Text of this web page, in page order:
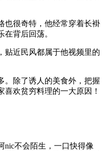
也很奇特，他经常穿着长褂
背后回荡。
贴近民风都属于他视频里的
。除了诱人的美食外，把握
欢贫穷料理的一大原因！
nic不会陌生，一口快得像